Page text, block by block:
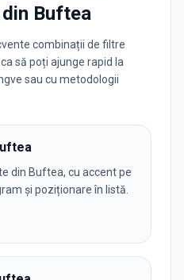
din Buftea
combinații de filtre
să poți ajunge rapid la
sau cu metodologii
din Buftea, cu accent pe
și poziționare în listă.